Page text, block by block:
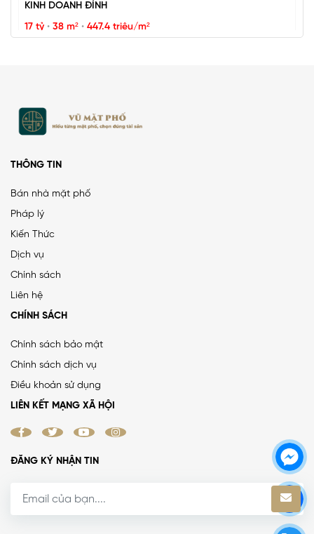
PHÂN LÔ LẠC TRUNG 2 Ô TÔ DỪNG ĐỖ, VỈA HÈ, DÂN XÂY
Lạc Trung
KINH DOANH ĐỈNH
17 tỷ • 38 m² • 447.4 triệu/m²
MẶT ĐƯỜNG VÀNH ĐAI 1, LÔ GÓC, MẶT TIỀN 8.8M, ĐƯỜNG
•
La Thành
THÔNG TIN
Bán nhà mặt phố
Pháp lý
Kiến Thức
Dịch vụ
Chính sách
Liên hệ
CHÍNH SÁCH
Chính sách bảo mật
Chính sách dịch vụ
Điều khoản sử dụng
LIÊN KẾT MẠNG XÃ HỘI
ĐĂNG KÝ NHẬN TIN